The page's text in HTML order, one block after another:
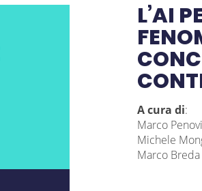
L’AI
A cura di:
Marco
Michele
Marco Breda